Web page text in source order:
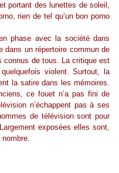
portant des lunettes de soleil,
rien de tel qu’un bon porno
phase avec la société dans
dans un répertoire commun de
connus de tous. La critique est
violent. Surtout, la
la satire dans les mémoires.
ce fouet n’a pas fini de
n’échappent pas à ses
de télévision sont pour
exposées elles sont,